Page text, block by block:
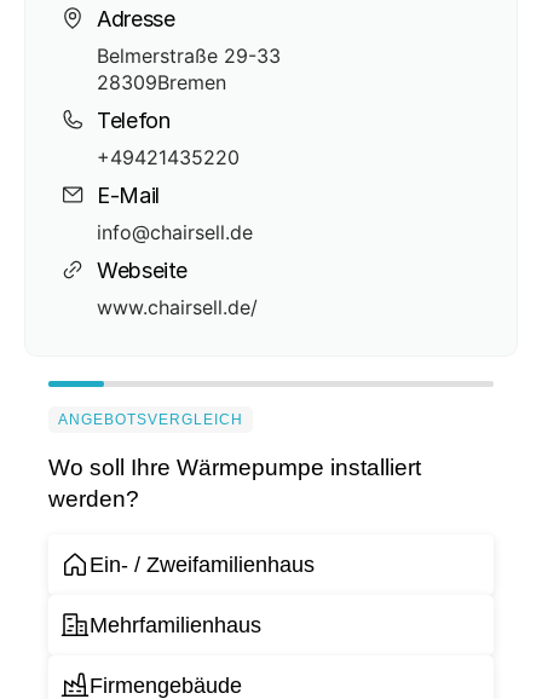
Adresse
Belmerstraße 29-33
28309Bremen
Telefon
+49421435220
E-Mail
info@chairsell.de
Webseite
www.chairsell.de/
ANGEBOTSVERGLEICH
Wo soll Ihre Wärmepumpe installiert
werden?
Ein- / Zweifamilienhaus
Mehrfamilienhaus
Firmengebäude